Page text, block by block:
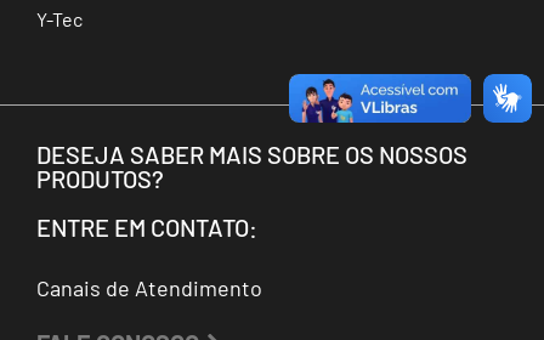
Y-Tec
DESEJA SABER MAIS SOBRE OS NOSSOS
PRODUTOS?
ENTRE EM CONTATO:
Canais de Atendimento